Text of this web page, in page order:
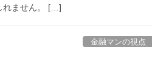
れません。 […]
金融マンの視点